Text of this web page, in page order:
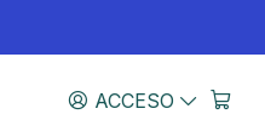
ACCESO